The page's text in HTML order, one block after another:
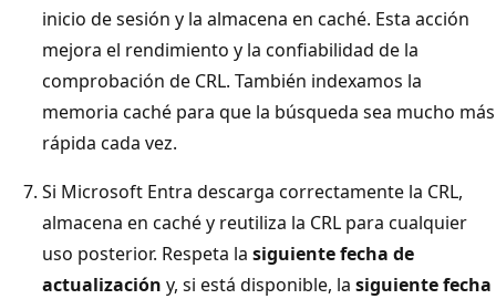
inicio de sesión y la almacena en caché. Esta acción
mejora el rendimiento y la confiabilidad de la
comprobación de CRL. También indexamos la
memoria caché para que la búsqueda sea mucho más
rápida cada vez.
Si Microsoft Entra descarga correctamente la CRL,
almacena en caché y reutiliza la CRL para cualquier
uso posterior. Respeta la siguiente fecha de
actualización y, si está disponible, la siguiente fecha